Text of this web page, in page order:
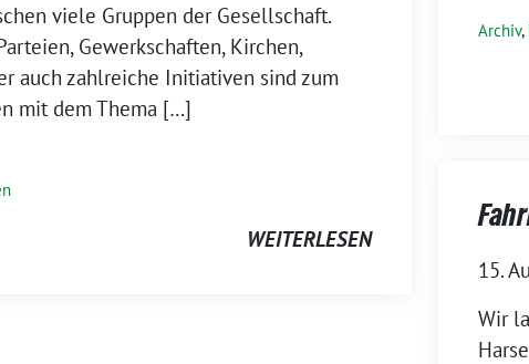
viele Gruppen der Gesellschaft.
Gewerkschaften, Kirchen,
auch zahlreiche Initiativen sind zum
mit dem Thema […]
WEITERLESEN
Archiv,
15.
Wir